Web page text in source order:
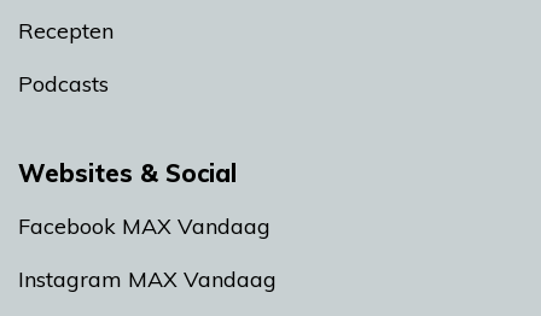
Recepten
Podcasts
Websites & Social
Facebook MAX Vandaag
Instagram MAX Vandaag